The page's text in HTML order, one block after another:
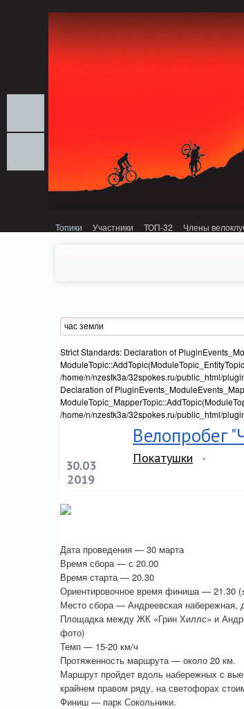
Топики Участники ТОП-32 Члены
Strict Standards: Declaration of
/home/n/nzestk3a/32spokes.ru/public_html/
Declaration of
/home/n/nzestk3a/32spokes.ru/public_html/
30.03
2019
Велопробег
Покатушки
Дата проведения — 30 марта
Время сбора — с 20.00
Время старта — 20.30
Ориентировочное время финиша — 21.30
Место сбора — Андреевская набережная,
Площадка между ЖК «Грин Хиллс» и
фото)
Темп — 15-20 км/ч
Протяженность маршрута — около 20 км.
Маршрут пройдет вдоль набережных с
крайнем правом ряду, на светофорах
Финиш — парк Сокольники.